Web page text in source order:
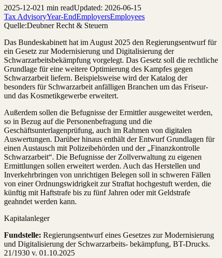
2025-12-021 min readUpdated: 2026-06-15
Tax AdvisoryYear-EndEmployersEmployees
Quelle:Deubner Recht & Steuern
Das Bundeskabinett hat im August 2025 den Regierungsentwurf für
ein Gesetz zur Modernisierung und Digitalisierung der
Schwarzarbeitsbekämpfung vorgelegt. Das Gesetz soll die rechtliche
Grundlage für eine weitere Optimierung des Kampfes gegen
Schwarzarbeit liefern. Beispielsweise wird der Katalog der
besonders für Schwarzarbeit anfälligen Branchen um das Friseur-
und das Kosmetikgewerbe erweitert.
Außerdem sollen die Befugnisse der Ermittler ausgeweitet werden,
so in Bezug auf die Personenbefragung und die
Geschäftsunterlagenprüfung, auch im Rahmen von digitalen
Auswertungen. Darüber hinaus enthält der Entwurf Grundlagen für
einen Austausch mit Polizeibehörden und der „Finanzkontrolle
Schwarzarbeit“. Die Befugnisse der Zollverwaltung zu eigenen
Ermittlungen sollen erweitert werden. Auch das Herstellen und
Inverkehrbringen von unrichtigen Belegen soll in schweren Fällen
von einer Ordnungswidrigkeit zur Straftat hochgestuft werden, die
künftig mit Haftstrafe bis zu fünf Jahren oder mit Geldstrafe
geahndet werden kann.
Kapitalanleger
Fundstelle: Regierungsentwurf eines Gesetzes zur Modernisierung
und Digitalisierung der Schwarzarbeits- bekämpfung, BT-Drucks.
21/1930 v. 01.10.2025